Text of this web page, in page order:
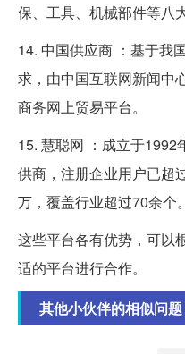
保、工具、机械部件等八
14. 中国供应商 ：基于我
求，由中国互联网新闻中
商务网上贸易平台。
15. 慧聪网 ：成立于1992
供商，注册企业用户已超
万，覆盖行业超过70余个。
这些平台各有优势，可以
适的平台进行合作。
其他小伙伴的相似问题